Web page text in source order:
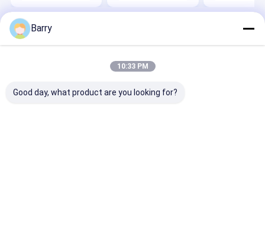
Mapa do Site
Política de Privacidade
pintura à pistola da telaFábrica da china.Copyright ©
2026 Aristo Industries Corporation Limited. All Rights Reserved.
Barry
10:33 PM
Good day, what product are you looking for?